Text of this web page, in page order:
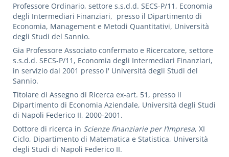
Professore Ordinario, settore s.s.d.d. SECS-P/11, Economia
degli Intermediari Finanziari, presso il Dipartimento di
Economia, Management e Metodi Quantitativi, Università
degli Studi del Sannio.
Gia Professore Associato confermato e Ricercatore, settore
s.s.d.d. SECS-P/11, Economia degli Intermediari Finanziari,
in servizio dal 2001 presso l' Università degli Studi del
Sannio.
Titolare di Assegno di Ricerca ex-art. 51, presso il
Dipartimento di Economia Aziendale, Università degli Studi
di Napoli Federico II, 2000-2001.
Dottore di ricerca in Scienze finanziarie per l’Impresa, XI
Ciclo, Dipartimento di Matematica e Statistica, Università
degli Studi di Napoli Federico II.